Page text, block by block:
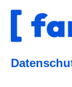
Inhalt